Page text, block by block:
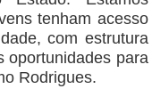
tenham acesso
com estrutura
oportunidades para
Rodrigues.